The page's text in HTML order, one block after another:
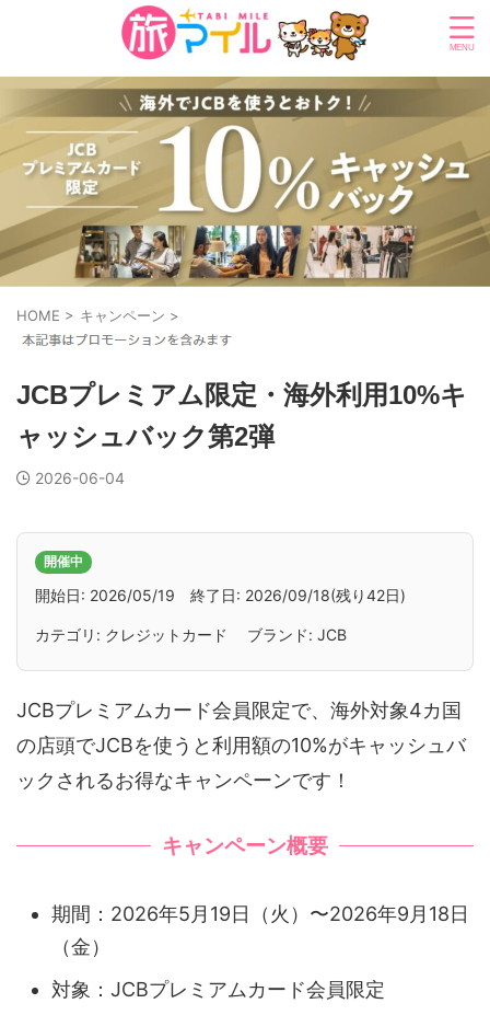
HOME > キャンペーン >
JCBプレミアム限定・海外利用10%キ
ャッシュバック第2弾
2026-06-04
開催中
開始日: 2026/05/19 終了日: 2026/09/18(残り42日)
カテゴリ: クレジットカード ブランド: JCB
JCBプレミアムカード会員限定で、海外対象4カ国
の店頭でJCBを使うと利用額の10%がキャッシュバ
ックされるお得なキャンペーンです！
キャンペーン概要
期間：2026年5月19日（火）〜2026年9月18日
（金）
対象：JCBプレミアムカード会員限定